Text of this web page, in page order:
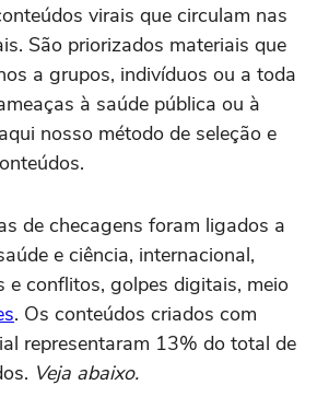
virais que circulam nas
São priorizados materiais que
a grupos, indivíduos ou a toda
à saúde pública ou à
nosso método de seleção e
de checagens foram ligados a
e ciência, internacional,
e conflitos, golpes digitais, meio
. Os conteúdos criados com
representaram 13% do total de
Veja abaixo.